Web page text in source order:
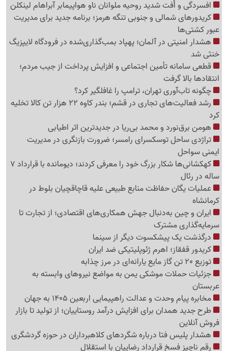
افسردگی و اُفت شدید روحیه ملوانان ناو هواپیمابر آبراهام لینکلن
کریدورهای شمالی و جنوبی تنگه هرمز؛ برنامه جدید برای مدیریت
عبور کشتی‌ها
هشدار امنیتی در آلمان؛ پهپاد بمب‌گذاری‌شده در فرودگاه لایپزیگ
خنثی شد
قطعی سامانه تأمین اجتماعی و افزایش پرداخت از جیب مردم؛
انتقادها بالا گرفت
چگونه تاب‌آوری تهران، ترامپ را غافلگیر کرد؟
رشد فعالیت‌های تجاری در قشم؛ بندر کاوه 22 هزار تن کالا تخلیه
کرد
هومن برق‌نورد و محمد بی‌ریا در جدیدترین اثر اطیابی
تراژدی ساحل توسکسرای رامسر؛ ضرورت بازنگری در مدیریت
ایمنی سواحل
کهکشانی‌ها شکار بزرگ خود را معرفی کردند؛ دیومانده با قرارداد 7
ساله در رئال
عملیات یگان حفاظت منابع طبیعی علیه قاچاقچیان بلوط در
کرمانشاه
ایران و چین به‌دنبال جهش همکاری‌های اقتصادی؛ از تجارت تا
سرمایه‌گذاری مشترک
درگذشت یک پیشکسوت دیگر از سینما
کریدور قفقاز؛ اهرم ژئوپلیتیکی ضد ایران
توزیع 20 تن گاز مایع یارانه‌ای در مرز چذابه
جزئیات حملات موشکی یمن به مواضع نیروهای وابسته به
عربستان
مخابره پیام وحدت و عدالت راهپیمایی اربعین 1405 به جهان
طرح جدید همدان برای افزایش درآمد روستاییان؛ از تولید تا بازار
فروش آنلاین
هشدار پلیس فتا درباره شگردهای کلاهبرداران در حوزه گردشگری
رقم ناچیز فسخ قرارداد رضاییان با استقلال